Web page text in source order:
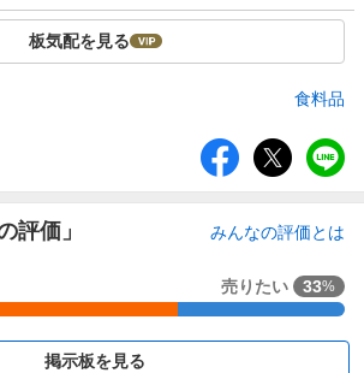
板気配を見る
食料品
評価」 みんなの評価とは
売りたい 33%
掲示板を見る